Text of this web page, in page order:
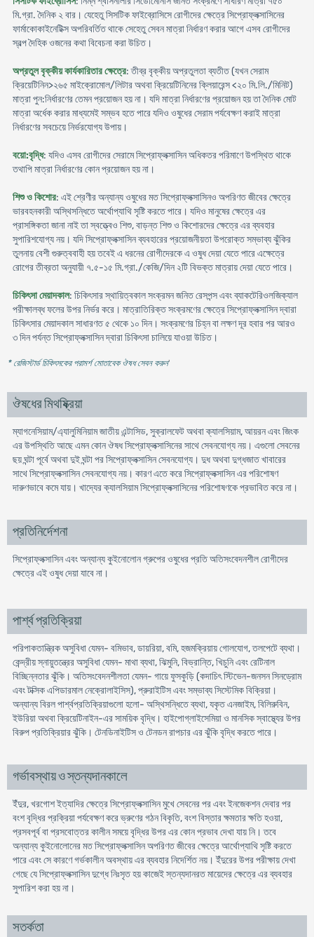
মি.গ্রা. দৈনিক ২ বার। যেহেতু সিসটিক ফাইব্রোসিসে রোগীদের ক্ষেত্রে সিপ্রোফ্লক্সাসিনের
ফার্মাকোকাইনেটিক্স অপরিবর্তিত থাকে সেহেতু সেবন মাত্রা নির্ধারণ করার আগে এসব রোগীদের
স্বল্প দৈহিক ওজনের কথা বিবেচনা করা উচিত।
অপ্রতুল বৃক্কীয় কার্যকারিতার ক্ষেত্রে: তীব্র বৃক্কীয় অপ্রতুলতা ব্যতীত (যখন সেরাম
ক্রিয়েটিনিন>২৬৫ মাইক্রোমোল/লিটার অথবা ক্রিয়েটিনিনের ক্লিয়ারেন্স <২০ মি.লি./মিনিট)
মাত্রা পুন:নির্ধারণের তেমন প্রয়োজন হয় না। যদি মাত্রা নির্ধারণের প্রয়োজন হয় তা দৈনিক মোট
মাত্রা অর্ধেক করার মাধ্যমেই সম্ভব হতে পারে যদিও ওষুধের সেরাম পর্যবেক্ষণ করাই মাত্রা
নির্ধারণের সবচেয়ে নির্ভরযোগ্য উপায়।
বয়ো:বৃদ্ধি: যদিও এসব রোগীদের সেরামে সিপ্রোফ্লক্সাসিন অধিকতর পরিমাণে উপস্থিত থাকে
তথাপি মাত্রা নির্ধারণের কোন প্রয়োজন হয় না।
শিশু ও কিশোর: এই শ্রেণীর অন্যান্য ওষুধের মত সিপ্রোফ্লক্সাসিনও অপরিণত জীবের ক্ষেত্রে
ভারবহনকারী অস্থিসন্ধিতে অর্থোপ্যাথি সৃষ্টি করতে পারে। যদিও মানুষের ক্ষেত্রে এর
প্রাসঙ্গিকতা জানা নাই তা স্বত্ত্বেও শিশু, বাড়ন্ত শিশু ও কিশোরদের ক্ষেত্রে এর ব্যবহার
সুপারিশযোগ্য নয়। যদি সিপ্রোফ্লক্সাসিন ব্যবহারের প্রয়োজনীয়তা উপরোক্ত সম্ভাব্য ঝুঁকির
তুলনায় বেশী গুরুত্ববাহী হয় তবেই এ ধরনের রোগীদেরকে এ ওষুধ দেয়া যেতে পারে এক্ষেত্রে
রোগের তীব্রতা অনুযায়ী ৭.৫-১৫ মি.গ্রা./কেজি/দিন ২টি বিভক্ত মাত্রায় দেয়া যেতে পারে।
চিকিৎসা মেয়াদকাল: চিকিৎসার স্থায়িত্বকাল সংক্রমন জনিত রেসপন্স এবং ব্যাকটেরিওলজিক্যাল
পরীক্ষালব্ধ ফলের উপর নির্ভর করে। মাত্রাতিরিক্ত সংক্রমণের ক্ষেত্রে সিপ্রোফ্লক্সাসিন দ্বারা
চিকিৎসার মেয়াদকাল সাধারণত ৫ থেকে ১০ দিন। সংক্রমণের চিহ্ন বা লক্ষণ দূর হবার পর আরও
৩ দিন পর্যন্ত সিপ্রোফ্লক্সাসিন দ্বারা চিকিৎসা চালিয়ে যাওয়া উচিত।
* রেজিস্টার্ড চিকিৎসকের পরামর্শ মোতাবেক ঔষধ সেবন করুন'
ঔষধের মিথষ্ক্রিয়া
ম্যাগনেসিয়াম/এ্যালুমিনিয়াম জাতীয় এন্টাসিড, সুক্রালফেট অথবা ক্যালসিয়াম, আয়রন এবং জিংক
এর উপস্থিতি আছে এমন কোন ঔষধ সিপ্রোফ্লক্সাসিনের সাথে সেবনযোগ্য নয়। এগুলো সেবনের
ছয় ঘন্টা পূর্বে অথবা দুই ঘন্টা পর সিপ্রোফ্লক্সাসিন সেবনযোগ্য। দুধ অথবা দুগ্ধজাত খাবারের
সাথে সিপ্রোফ্লক্সাসিন সেবনযোগ্য নয়। কারণ এতে করে সিপ্রোফ্লক্সাসিন এর পরিশোষণ
দারুণভাবে কমে যায়। খাদ্যের ক্যালসিয়াম সিপ্রোফ্লক্সাসিনের পরিশোষণকে প্রভাবিত করে না।
প্রতিনির্দেশনা
সিপ্রোফ্লক্সাসিন এবং অন্যান্য কুইনোলোন গ্রুপের ওষুধের প্রতি অতিসংবেদনশীল রোগীদের
ক্ষেত্রে এই ওষুধ দেয়া যাবে না।
পার্শ্ব প্রতিক্রিয়া
পরিপাকতান্ত্রিক অসুবিধা যেমন- বমিভাব, ডায়রিয়া, বমি, হজমক্রিয়ায় গোলযোগ, তলপেটে ব্যথা।
কেন্দ্রীয় স্নায়ুতন্ত্রের অসুবিধা যেমন- মাথা ব্যথা, ঝিমুনি, বিভ্রান্তি, খিচুনি এবং রেটিনাল
বিচ্ছিন্নতার ঝুঁকি। অতিসংবেদনশীলতা যেমন- গায়ে ফুসকুড়ি (কদাচিৎ স্টিভেন-জনসন সিনড্রোম
এবং টক্সিক এপিডারমাল নেক্রোলাইসিস), প্রুরাইটিস এবং সম্ভাব্য সিস্টেমিক বিক্রিয়া।
অন্যান্য বিরল পার্শ্বপ্রতিক্রিয়াগুলো হলো- অস্থিসন্ধিতে ব্যথা, যকৃত এনজাইম, বিলিরুবিন,
ইউরিয়া অথবা ক্রিয়েটিনাইন-এর সাময়িক বৃদ্ধি। হাইপোগ্লাইসেমিয়া ও মানসিক স্বাস্থ্যের উপর
বিরুপ প্রতিক্রিয়ার ঝুঁকি। টেনডিনাইটিস ও টেনডন রাপচার এর ঝুঁকি বৃদ্ধি করতে পারে।
গর্ভাবস্থায় ও স্তন্যদানকালে
ইঁদুর, খরগোশ ইত্যাদির ক্ষেত্রে সিপ্রোফ্লক্সাসিন মুখে সেবনের পর এবং ইনজেকশন দেবার পর
বংশ বৃদ্ধির প্রক্রিয়া পর্যবেক্ষণ করে ভ্রুণের গঠন বিকৃতি, বংশ বিস্তার ক্ষমতার ক্ষতি হওয়া,
প্রসবপূর্ব বা প্রসবোত্তর কালীন সময়ে বৃদ্ধির উপর এর কোন প্রভাব দেখা যায় নি। তবে
অন্যান্য কুইনোলোনের মত সিপ্রোফ্লক্সাসিন অপরিণত জীবের ক্ষেত্রে আর্থোপ্যাথি সৃষ্টি করতে
পারে এবং সে কারণে গর্ভকালীন অবস্থায় এর ব্যবহার নিদের্শিত নয়। ইঁদুরের উপর পরীক্ষায় দেখা
গেছে যে সিপ্রোফ্লক্সাসিন দুগ্ধে নিঃসৃত হয় কাজেই স্তন্যদানরত মায়েদের ক্ষেত্রে এর ব্যবহার
সুপারিশ করা হয় না।
সতর্কতা